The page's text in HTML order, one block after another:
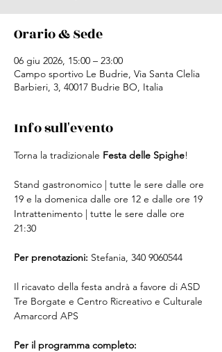
Orario & Sede
06 giu 2026, 15:00 – 23:00
Campo sportivo Le Budrie, Via Santa Clelia
Barbieri, 3, 40017 Budrie BO, Italia
Info sull'evento
Torna la tradizionale Festa delle Spighe!
Stand gastronomico | tutte le sere dalle ore
19 e la domenica dalle ore 12 e dalle ore 19
Intrattenimento | tutte le sere dalle ore
21:30
Per prenotazioni: Stefania, 340 9060544
Il ricavato della festa andrà a favore di ASD
Tre Borgate e Centro Ricreativo e Culturale
Amarcord APS
Per il programma completo: